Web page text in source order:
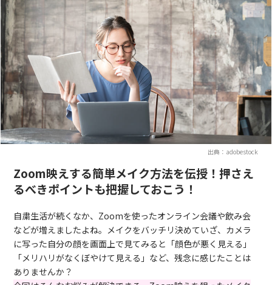
出典：adobestock
Zoom映えする簡単メイク方法を伝授！押さえ
るべきポイントも把握しておこう！
自粛生活が続くなか、Zoomを使ったオンライン会議や飲み会
などが増えましたよね。メイクをバッチリ決めていざ、カメラ
に写った自分の顔を画面上で見てみると「顔色が悪く見える」
「メリハリがなくぼやけて見える」など、残念に感じたことは
ありませんか？